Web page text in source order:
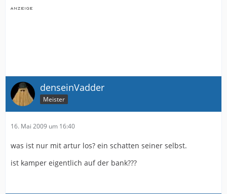
denseinVadder
Meister
16. Mai 2009 um 16:40
was ist nur mit artur los? ein schatten seiner selbst.
ist kamper eigentlich auf der bank???